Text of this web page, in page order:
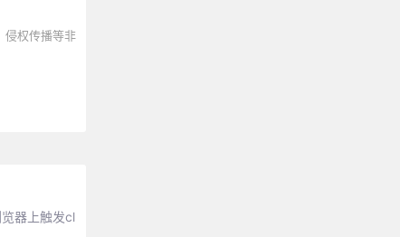
侵权传播等非
器上触发cl